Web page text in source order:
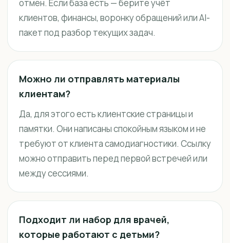
отмен. Если база есть — берите учёт
клиентов, финансы, воронку обращений или AI-
пакет под разбор текущих задач.
Можно ли отправлять материалы
клиентам?
Да, для этого есть клиентские страницы и
памятки. Они написаны спокойным языком и не
требуют от клиента самодиагностики. Ссылку
можно отправить перед первой встречей или
между сессиями.
Подходит ли набор для врачей,
которые работают с детьми?